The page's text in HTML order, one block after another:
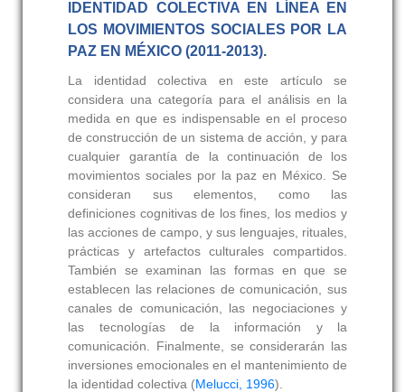
IDENTIDAD COLECTIVA EN LÍNEA EN
LOS MOVIMIENTOS SOCIALES POR LA
PAZ EN MÉXICO (2011-2013).
La identidad colectiva en este artículo se
considera una categoría para el análisis en la
medida en que es indispensable en el proceso
de construcción de un sistema de acción, y para
cualquier garantía de la continuación de los
movimientos sociales por la paz en México. Se
consideran sus elementos, como las
definiciones cognitivas de los fines, los medios y
las acciones de campo, y sus lenguajes, rituales,
prácticas y artefactos culturales compartidos.
También se examinan las formas en que se
establecen las relaciones de comunicación, sus
canales de comunicación, las negociaciones y
las tecnologías de la información y la
comunicación. Finalmente, se considerarán las
inversiones emocionales en el mantenimiento de
la identidad colectiva (Melucci, 1996).